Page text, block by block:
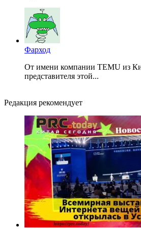
Фарход
От имени компании TEMU из
представителя этой...
Редакция рекомендует